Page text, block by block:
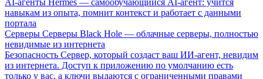
AI-агенты Hermes — самообучающийся AI-агент: учится
навыкам из опыта, помнит контекст и работает с данными
портала
Серверы Серверы Black Hole — облачные серверы, полностью
невидимые из интернета
Безопасность Сервер, который создаст ваш ИИ-агент, невидим
из интернета. Доступ к приложению по умолчанию есть
только у вас, а ключи выдаются с ограниченными правами